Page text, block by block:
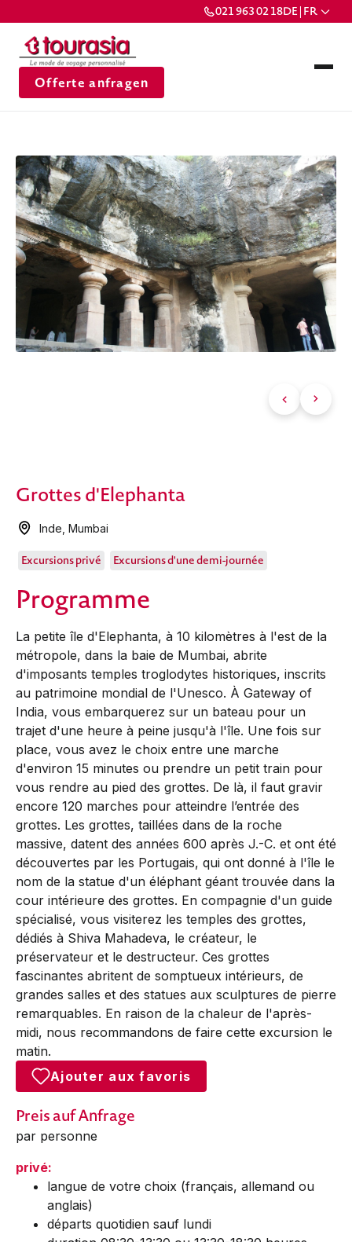
021 963 02 18DE | FR
Offerte anfragen
Grottes d'Elephanta
Inde ,Mumbai
Excursions privé Excursions d'une demi-journée
Programme
La petite île d'Elephanta, à 10 kilomètres à l'est de la
métropole, dans la baie de Mumbai, abrite
d'imposants temples troglodytes historiques, inscrits
au patrimoine mondial de l'Unesco. À Gateway of
India, vous embarquerez sur un bateau pour un
trajet d'une heure à peine jusqu'à l'île. Une fois sur
place, vous avez le choix entre une marche
d'environ 15 minutes ou prendre un petit train pour
vous rendre au pied des grottes. De là, il faut gravir
encore 120 marches pour atteindre l’entrée des
grottes. Les grottes, taillées dans de la roche
massive, datent des années 600 après J.-C. et ont été
découvertes par les Portugais, qui ont donné à l'île le
nom de la statue d'un éléphant géant trouvée dans la
cour intérieure des grottes. En compagnie d'un guide
spécialisé, vous visiterez les temples des grottes,
dédiés à Shiva Mahadeva, le créateur, le
préservateur et le destructeur. Ces grottes
fascinantes abritent de somptueux intérieurs, de
grandes salles et des statues aux sculptures de pierre
remarquables. En raison de la chaleur de l'après-
midi, nous recommandons de faire cette excursion le
matin.
Ajouter aux favoris
Preis auf Anfrage
par personne
privé:
langue de votre choix (français, allemand ou
anglais)
départs quotidien sauf lundi